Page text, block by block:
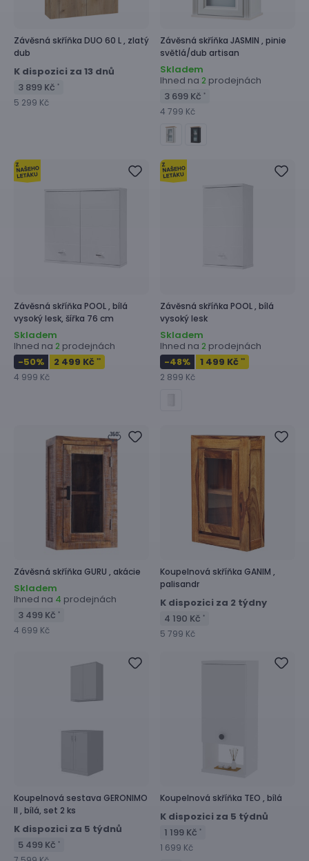
Závěsná skříňka DUO 60 L , zlatý
dub
K dispozici za 13 dnů
3 899 Kč *
5 299 Kč
Závěsná skříňka JASMIN , pinie
světlá/dub artisan
Skladem
Ihned na 2 prodejnách
3 699 Kč *
4 799 Kč
Závěsná skříňka POOL , bílá
vysoký lesk, šířka 76 cm
Skladem
Ihned na 2 prodejnách
-50% 2 499 Kč **
4 999 Kč
Závěsná skříňka POOL , bílá
vysoký lesk
Skladem
Ihned na 2 prodejnách
-48% 1 499 Kč **
2 899 Kč
Závěsná skříňka GURU , akácie
Skladem
Ihned na 4 prodejnách
3 499 Kč *
4 699 Kč
Koupelnová skříňka GANIM ,
palisandr
K dispozici za 2 týdny
4 190 Kč *
5 799 Kč
Koupelnová sestava GERONIMO
II , bílá, set 2 ks
K dispozici za 5 týdnů
5 499 Kč *
Koupelnová skříňka TEO , bílá
K dispozici za 5 týdnů
1 199 Kč *
1 699 Kč